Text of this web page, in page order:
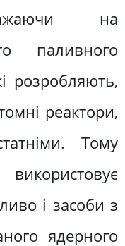
на
паливного
розробляють,
реактори,
Тому
і засоби з
ядерного